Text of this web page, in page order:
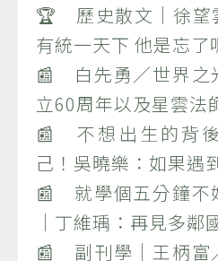
🏆 歷史散文｜徐望
有統一天下 他是忘了
📰 白先勇／世界之
立60周年以及星雲法
📰 不想出生的背
己！吳曉樂：如果遇
📰 就學個五分鐘不
｜丁維瑀：再見多鄰
📰 副刊學｜王柄富